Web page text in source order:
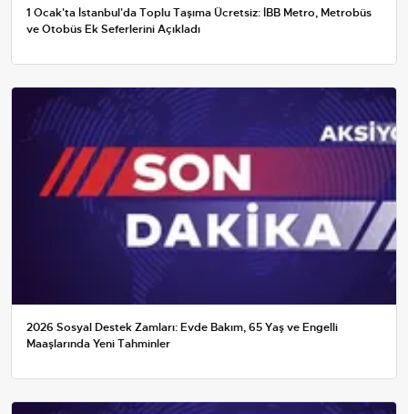
1 Ocak'ta İstanbul'da Toplu Taşıma Ücretsiz: İBB Metro, Metrobüs
ve Otobüs Ek Seferlerini Açıkladı
2026 Sosyal Destek Zamları: Evde Bakım, 65 Yaş ve Engelli
Maaşlarında Yeni Tahminler